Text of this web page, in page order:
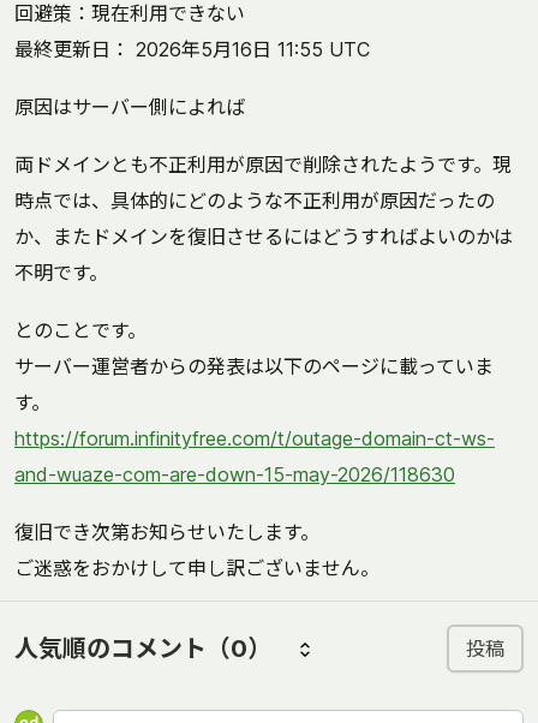
回避策：現在利用できない
最終更新日： 2026年5月16日 11:55 UTC
原因はサーバー側によれば
両ドメインとも不正利用が原因で削除されたようです。現
時点では、具体的にどのような不正利用が原因だったの
か、またドメインを復旧させるにはどうすればよいのかは
不明です。
とのことです。
サーバー運営者からの発表は以下のページに載っていま
す。
https://forum.infinityfree.com/t/outage-domain-ct-ws-
and-wuaze-com-are-down-15-may-2026/118630
復旧でき次第お知らせいたします。
ご迷惑をおかけして申し訳ございません。
人気順のコメント （0） 投稿